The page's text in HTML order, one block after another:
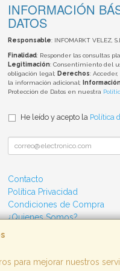
para mejorar nuestros
INFORMACIÓN
DATOS
Responsable: INFOMARKT VELEZ, S.L.
Finalidad: Responder las consultas
Legitimación: Consentimiento del
obligación legal; Derechos:
la información adicional;
Protección de Datos en nuestra
He leído y acepto la Política
Contacto
Política Privacidad
Condiciones de Compra
¿Quienes Somos?